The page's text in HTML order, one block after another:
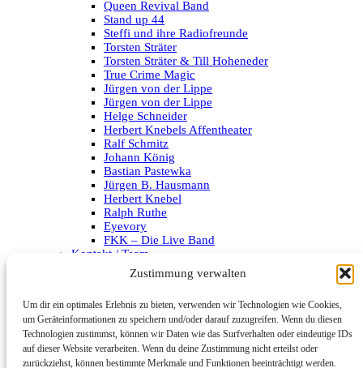
Zustimmung verwalten
Um dir ein optimales Erlebnis zu bieten, verwenden wir Technologien wie Cookies,
um Geräteinformationen zu speichern und/oder darauf zuzugreifen. Wenn du diesen
Technologien zustimmst, können wir Daten wie das Surfverhalten oder eindeutige IDs
auf dieser Website verarbeiten. Wenn du deine Zustimmung nicht erteilst oder
zurückziehst, können bestimmte Merkmale und Funktionen beeinträchtigt werden.
Queen Revival Band
Stand up 44
Steffi und ihre Radiofreunde
Torsten Sträter
Torsten Sträter & Till Hoheneder
True Crime Magic
Jürgen von der Lippe
Jürgen von der Lippe
Helge Schneider
Herbert Knebels Affentheater
Ralf Schmitz
Johann König
Bastian Pastewka
Jürgen B. Hausmann
Herbert Knebel
Ralph Ruthe
Eyevory
FKK – Die Live Band
Kontakt / Team
Datenschutzerklärung
Archiv
Kategorien